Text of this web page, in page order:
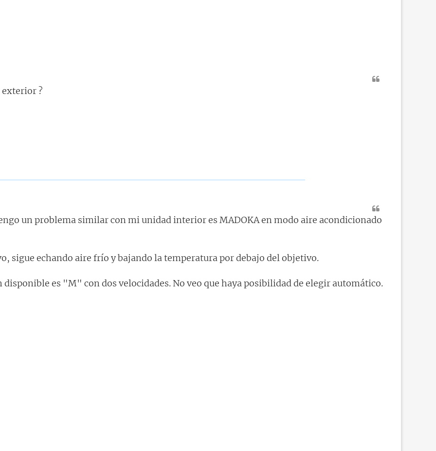
exterior ?
un problema similar con mi unidad interior es MADOKA en modo aire acondicionado
sigue echando aire frío y bajando la temperatura por debajo del objetivo.
es "M" con dos velocidades. No veo que haya posibilidad de elegir automático.